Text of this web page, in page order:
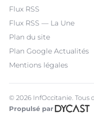
Flux RSS
Flux RSS — La Une
Plan du site
Plan Google Actualités
Mentions légales
© 2026 InfOccitanie. Tous
Propulsé par